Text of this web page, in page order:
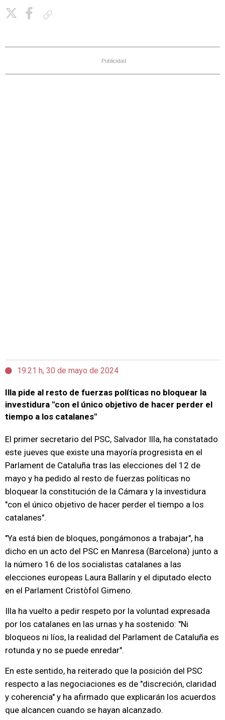
Publicidad
19:21 h, 30 de mayo de 2024
Illa pide al resto de fuerzas políticas no bloquear la
investidura "con el único objetivo de hacer perder el
tiempo a los catalanes"
El primer secretario del PSC, Salvador Illa, ha constatado
este jueves que existe una mayoría progresista en el
Parlament de Cataluña tras las elecciones del 12 de
mayo y ha pedido al resto de fuerzas políticas no
bloquear la constitución de la Cámara y la investidura
"con el único objetivo de hacer perder el tiempo a los
catalanes".
"Ya está bien de bloques, pongámonos a trabajar", ha
dicho en un acto del PSC en Manresa (Barcelona) junto a
la número 16 de los socialistas catalanes a las
elecciones europeas Laura Ballarín y el diputado electo
en el Parlament Cristòfol Gimeno.
Illa ha vuelto a pedir respeto por la voluntad expresada
por los catalanes en las urnas y ha sostenido: "Ni
bloqueos ni líos, la realidad del Parlament de Cataluña es
rotunda y no se puede enredar".
En este sentido, ha reiterado que la posición del PSC
respecto a las negociaciones es de "discreción, claridad
y coherencia" y ha afirmado que explicarán los acuerdos
que alcancen cuando se hayan alcanzado.